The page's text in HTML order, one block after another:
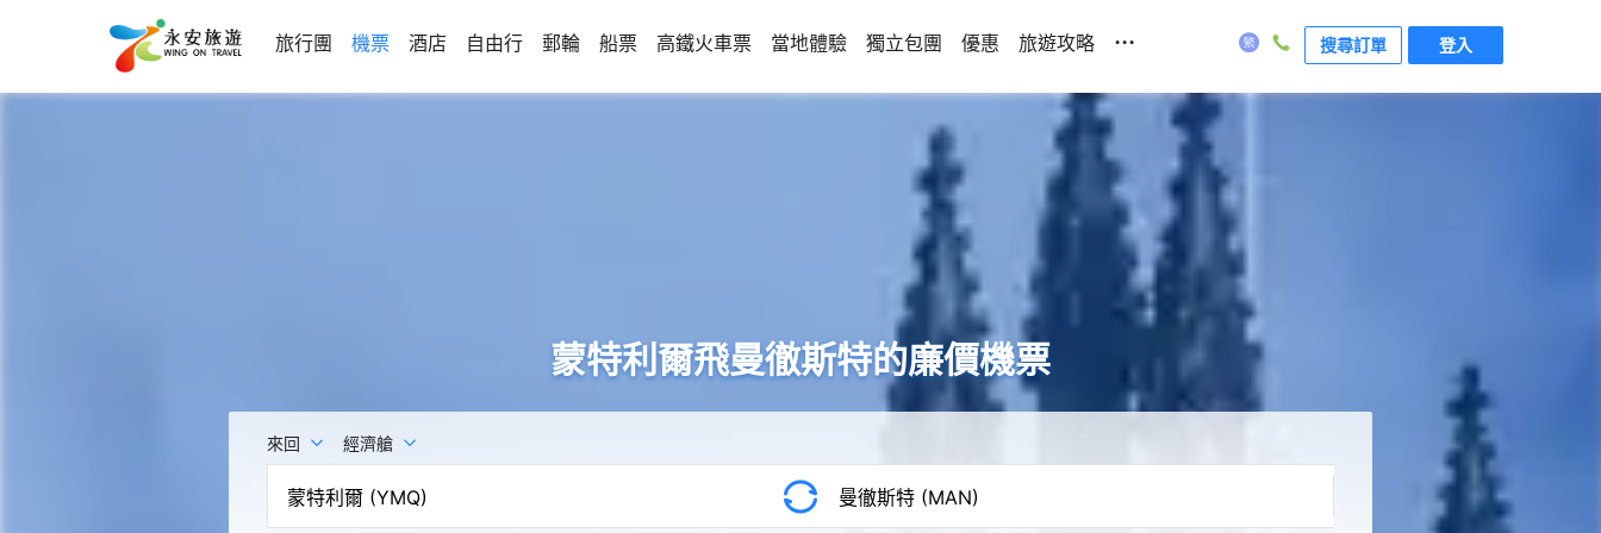
旅行團 機票 酒店 自由行 郵輪 船票 高鐵火車票 當地體驗 獨立包團 優惠 旅遊攻略 ... 搜尋訂單 登入
蒙特利爾飛曼徹斯特的廉價機票
來回 經濟艙